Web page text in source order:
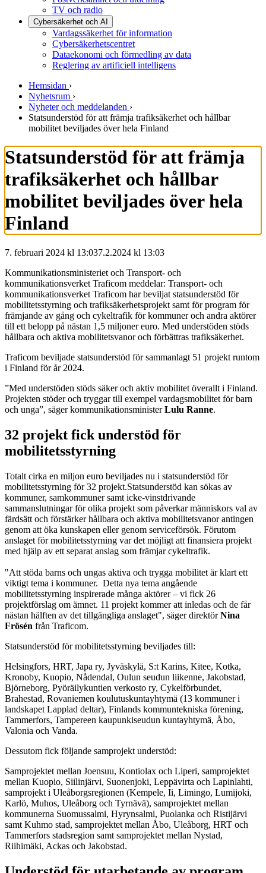
TV och radio
Cybersäkerhet och AI
Vardagssäkerhet för information
Cybersäkerhetscentret
Dataekonomi och förmedling av data
Reglering av artificiell intelligens
Hemsidan ›
Nyhetsrum ›
Nyheter och meddelanden ›
Statsunderstöd för att främja trafiksäkerhet och hållbar
mobilitet beviljades över hela Finland
Statsunderstöd för att främja
trafiksäkerhet och hållbar
mobilitet beviljades över hela
Finland
7. februari 2024 kl 13:037.2.2024 kl 13:03
Kommunikationsministeriet och Transport- och
kommunikationsverket Traficom meddelar: Transport- och
kommunikationsverket Traficom har beviljat statsunderstöd för
mobilitetsstyrning och trafiksäkerhetsprojekt samt för program för
främjande av gång och cykeltrafik för kommuner och andra aktörer
till ett belopp på nästan 1,5 miljoner euro. Med understöden stöds
hållbara och aktiva mobilitetsvanor och förbättras trafiksäkerhet.
Traficom beviljade statsunderstöd för sammanlagt 51 projekt runtom
i Finland för år 2024.
”Med understöden stöds säker och aktiv mobilitet överallt i Finland.
Projekten stöder och tryggar till exempel vardagsmobilitet för barn
och unga”, säger kommunikationsministerLulu Ranne.
32 projekt fick understöd för
mobilitetsstyrning
Totalt cirka en miljon euro beviljades nu i statsunderstöd för
mobilitetsstyrning för 32 projekt.Statsunderstöd kan sökas av
kommuner, samkommuner samt icke-vinstdrivande
sammanslutningar för olika projekt som påverkar människors val av
färdsätt och förstärker hållbara och aktiva mobilitetsvanor antingen
genom att öka kunskapen eller genom serviceförsök. Förutom
anslaget för mobilitetsstyrning var det möjligt att finansiera projekt
med hjälp av ett separat anslag som främjar cykeltrafik.
"Att stöda barns och ungas aktiva och trygga mobilitet är klart ett
viktigt tema i kommuner. Detta nya tema angående
mobilitetsstyrning inspirerade många aktörer – vi fick 26
projektförslag om ämnet. 11 projekt kommer att inledas och de får
nästan hälften av det tillgängliga anslaget", säger direktörNina
Frösén från Traficom.
Statsunderstöd för mobilitetsstyrning beviljades till:
Helsingfors, HRT, Japa ry, Jyväskylä, S:t Karins, Kitee, Kotka,
Kronoby, Kuopio, Nådendal, Oulun seudun liikenne, Jakobstad,
Björneborg, Pyöräilykuntien verkosto ry, Cykelförbundet,
Brahestad, Rovaniemen koulutuskuntayhtymä (13 kommuner i
landskapet Lapplad deltar), Finlands kommuntekniska förening,
Tammerfors, Tampereen kaupunkiseudun kuntayhtymä, Åbo,
Valonia och Vanda.
Dessutom fick följande samprojekt understöd:
Samprojektet mellan Joensuu, Kontiolax och Liperi, samprojektet
mellan Kuopio, Siilinjärvi, Suonenjoki, Leppävirta och Lapinlahti,
samprojekt i Uleåborgsregionen (Kempele, Ii, Limingo, Lumijoki,
Karlö, Muhos, Uleåborg och Tyrnävä), samprojektet mellan
kommunerna Suomussalmi, Hyrynsalmi, Puolanka och Ristijärvi
samt Kuhmo stad, samprojektet mellan Åbo, Uleåborg, HRT och
Tammerfors stadsregion samt samprojektet mellan Nystad,
Riihimäki, Ackas och Jakobstad.